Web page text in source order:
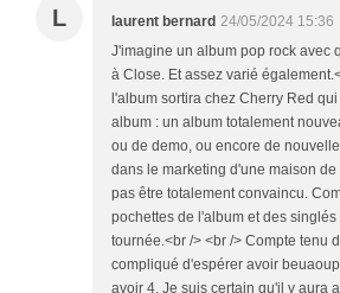
L laurent bernard 24/05/2024 15:36
J'imagine un album pop rock avec
à Close. Et assez varié
l'album sortira chez Cherry Red
album : un album totalement
ou de demo, ou encore de
dans le marketing d'une maison
pas être totalement convaincu.
pochettes de l'album et des
tournée.<br /> <br /> Compte tenu
compliqué d'espérer avoir
avoir 4. Je suis certain qu'il y aura